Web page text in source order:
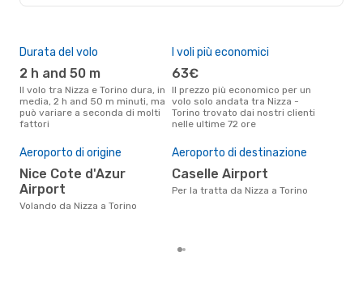
Durata del volo
2 h and 50 m
Il volo tra Nizza e Torino dura, in
media, 2 h and 50 m minuti, ma
può variare a seconda di molti
fattori
I voli più economici
63€
Il prezzo più economico per un
volo solo andata tra Nizza -
Torino trovato dai nostri clienti
nelle ultime 72 ore
Aeroporto di origine
Nice Cote d'Azur
Airport
Volando da Nizza a Torino
Aeroporto di destinazione
Caselle Airport
Per la tratta da Nizza a Torino